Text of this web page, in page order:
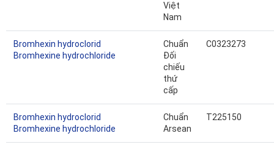
Việt
Nam
Bromhexin hydroclorid
Bromhexine hydrochloride
Chuẩn
Đối
chiếu
thứ
cấp
C0323273
Bromhexin hydroclorid
Bromhexine hydrochloride
Chuẩn
Arsean
T225150